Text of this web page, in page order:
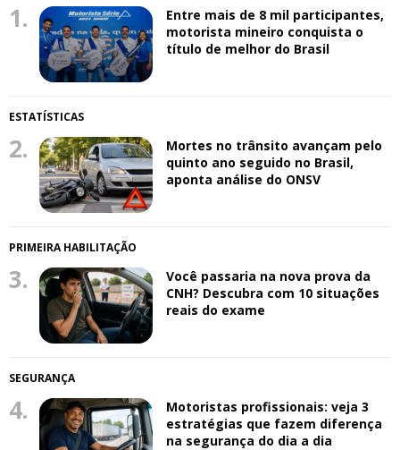
1.
Entre mais de 8 mil participantes,
motorista mineiro conquista o
título de melhor do Brasil
ESTATÍSTICAS
2.
Mortes no trânsito avançam pelo
quinto ano seguido no Brasil,
aponta análise do ONSV
PRIMEIRA HABILITAÇÃO
3.
Você passaria na nova prova da
CNH? Descubra com 10 situações
reais do exame
SEGURANÇA
4.
Motoristas profissionais: veja 3
estratégias que fazem diferença
na segurança do dia a dia